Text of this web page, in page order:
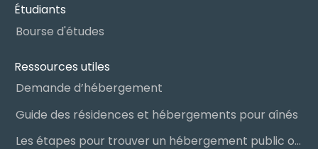
Étudiants
Bourse d'études
Ressources utiles
Demande d’hébergement
Guide des résidences et hébergements pour aînés
Les étapes pour trouver un hébergement public ou privé